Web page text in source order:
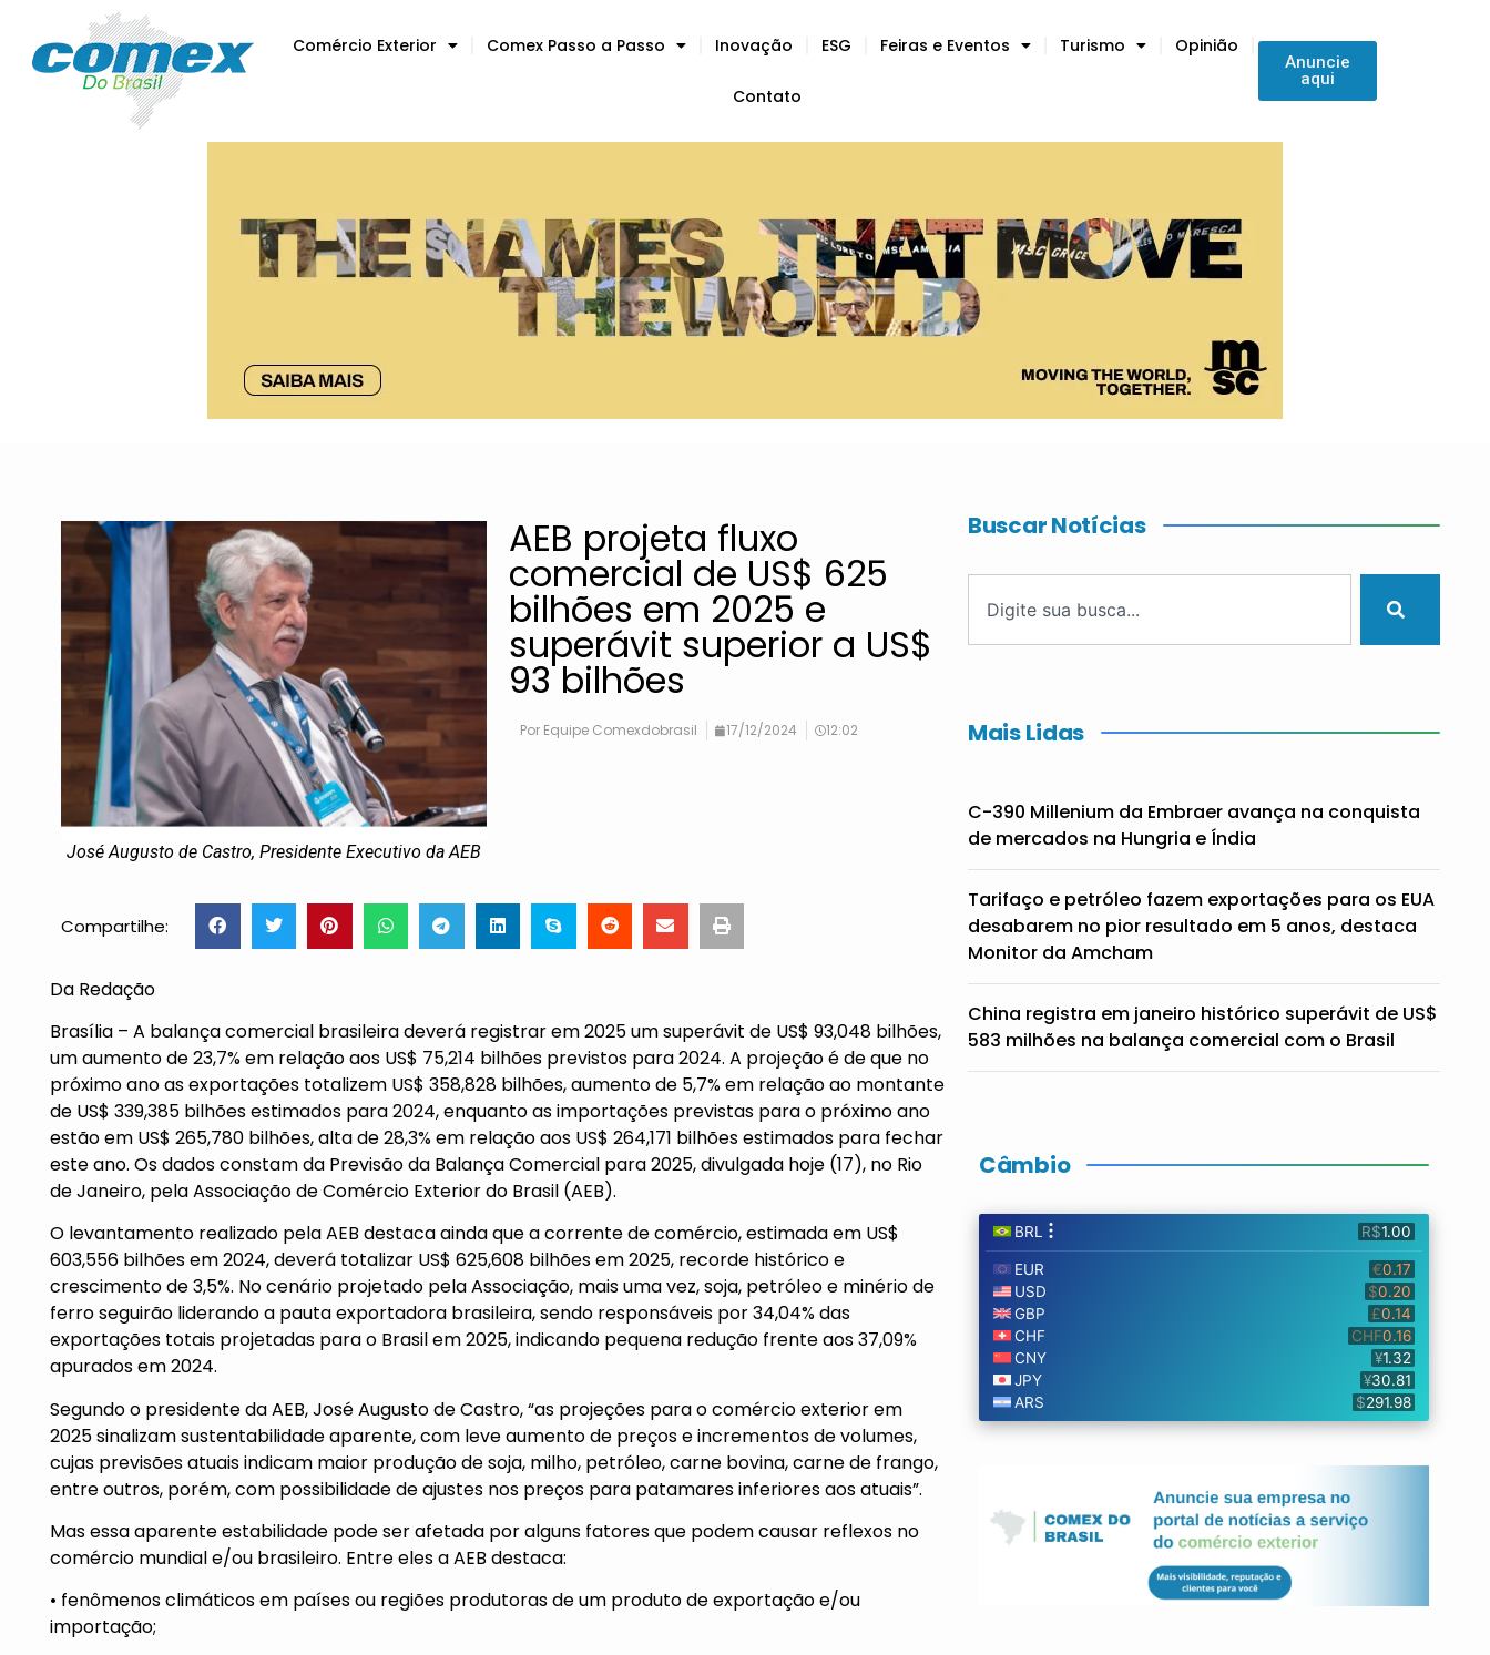
Comércio Exterior Comex Passo a Passo Inovação ESG Feiras e Eventos Turismo Opinião
Contato
Anuncie
aqui
José Augusto de Castro, Presidente Executivo da AEB
AEB projeta fluxo
comercial de US$ 625
bilhões em 2025 e
superávit superior a US$
93 bilhões
Por Equipe Comexdobrasil 17/12/2024 12:02
Compartilhe:
Da Redação
Brasília – A balança comercial brasileira deverá registrar em 2025 um superávit de US$ 93,048 bilhões,
um aumento de 23,7% em relação aos US$ 75,214 bilhões previstos para 2024. A projeção é de que no
próximo ano as exportações totalizem US$ 358,828 bilhões, aumento de 5,7% em relação ao montante
de US$ 339,385 bilhões estimados para 2024, enquanto as importações previstas para o próximo ano
estão em US$ 265,780 bilhões, alta de 28,3% em relação aos US$ 264,171 bilhões estimados para fechar
este ano. Os dados constam da Previsão da Balança Comercial para 2025, divulgada hoje (17), no Rio
de Janeiro, pela Associação de Comércio Exterior do Brasil (AEB).
O levantamento realizado pela AEB destaca ainda que a corrente de comércio, estimada em US$
603,556 bilhões em 2024, deverá totalizar US$ 625,608 bilhões em 2025, recorde histórico e
crescimento de 3,5%. No cenário projetado pela Associação, mais uma vez, soja, petróleo e minério de
ferro seguirão liderando a pauta exportadora brasileira, sendo responsáveis por 34,04% das
exportações totais projetadas para o Brasil em 2025, indicando pequena redução frente aos 37,09%
apurados em 2024.
Segundo o presidente da AEB, José Augusto de Castro, “as projeções para o comércio exterior em
2025 sinalizam sustentabilidade aparente, com leve aumento de preços e incrementos de volumes,
cujas previsões atuais indicam maior produção de soja, milho, petróleo, carne bovina, carne de frango,
entre outros, porém, com possibilidade de ajustes nos preços para patamares inferiores aos atuais”.
Mas essa aparente estabilidade pode ser afetada por alguns fatores que podem causar reflexos no
comércio mundial e/ou brasileiro. Entre eles a AEB destaca:
• fenômenos climáticos em países ou regiões produtoras de um produto de exportação e/ou
importação;
Buscar Notícias
Mais Lidas
C-390 Millenium da Embraer avança na conquista
de mercados na Hungria e Índia
Tarifaço e petróleo fazem exportações para os EUA
desabarem no pior resultado em 5 anos, destaca
Monitor da Amcham
China registra em janeiro histórico superávit de US$
583 milhões na balança comercial com o Brasil
Câmbio